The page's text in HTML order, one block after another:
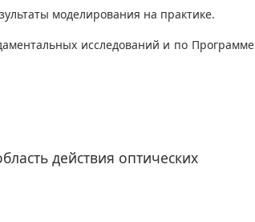
моделирования на практике.
исследований и по Программе
действия оптических